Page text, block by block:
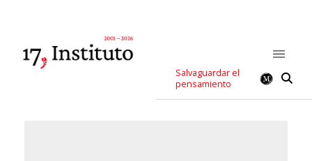
Salvaguardar el
pensamiento